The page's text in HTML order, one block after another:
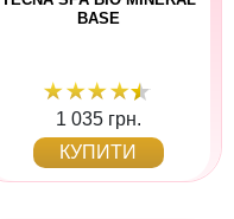
BASE
1 035 грн.
КУПИТИ